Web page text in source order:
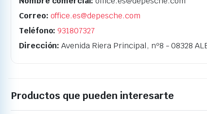
Correo: office.es@depesche.com
Teléfono: 931807327
Dirección: Avenida Riera Principal, nº8 - 08328
Productos que pueden interesarte